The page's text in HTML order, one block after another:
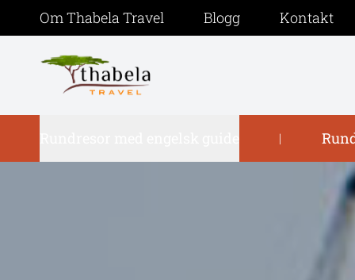
Om Thabela Travel Blogg Kontakt
|